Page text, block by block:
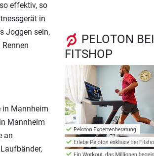
effektiv, so
in
Joggen sein,
in Mannheim
Mannheim
an
PELOTON BEI
FITSHOP